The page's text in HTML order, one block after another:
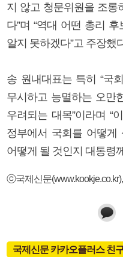
지 않고 청문위원을 조롱
다”며 “역대 어떤 총리
알지 못하겠다”고 주장했
송 원내대표는 특히 “국
무시하고 능멸하는 오만
우려되는 대목”이라며 “
정부에서 국회를 어떻게
어떻게 될 것인지 대통령
ⓒ국제신문
국제신문 카카오플러스 친